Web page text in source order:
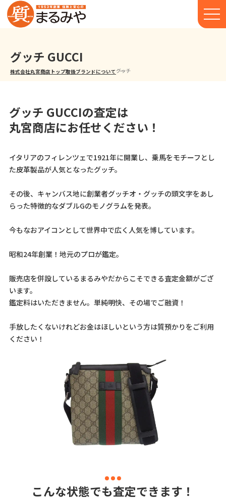
グッチ GUCCI
株式会社丸宮商店トップ⁩取扱ブランドについて グッチ
グッチ GUCCIの査定は
丸宮商店にお任せください！
イタリアのフィレンツェで1921年に開業し、乗馬をモチーフとし
た皮革製品が人気となったグッチ。
その後、キャンバス地に創業者グッチオ・グッチの頭文字をあし
らった特徴的なダブルGのモノグラムを発表。
今もなおアイコンとして世界中で広く人気を博しています。
昭和24年創業！地元のプロが鑑定。
販売店を併設しているまるみやだからこそできる査定金額がござ
います。
鑑定料はいただきません。単純明快、その場でご融資！
手放したくないけれどお金はほしいという方は質預かりをご利用
ください！
こんな状態でも査定できます！